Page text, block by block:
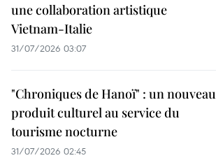
une collaboration artistique
Vietnam-Italie
31/07/2026 03:07
"Chroniques de Hanoï" : un nouveau
produit culturel au service du
tourisme nocturne
31/07/2026 02:45